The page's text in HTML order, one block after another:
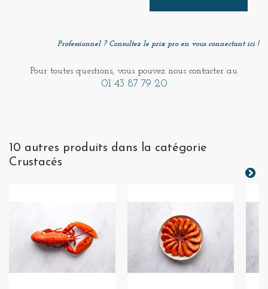
Professionnel ? Consultez le prix pro en vous connectant ici !
Pour toutes questions, vous pouvez nous contacter au
01 43 87 79 20
10 autres produits dans la catégorie
Crustacés